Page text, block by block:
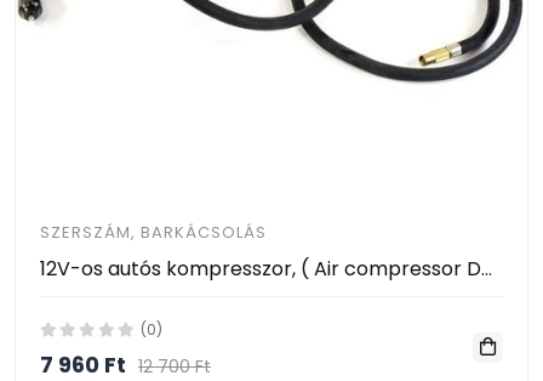
SZERSZÁM, BARKÁCSOLÁS
12V-os autós kompresszor, ( Air compressor DC 12V ) 10bar nyomással
(0)
7 960 Ft 12 700 Ft